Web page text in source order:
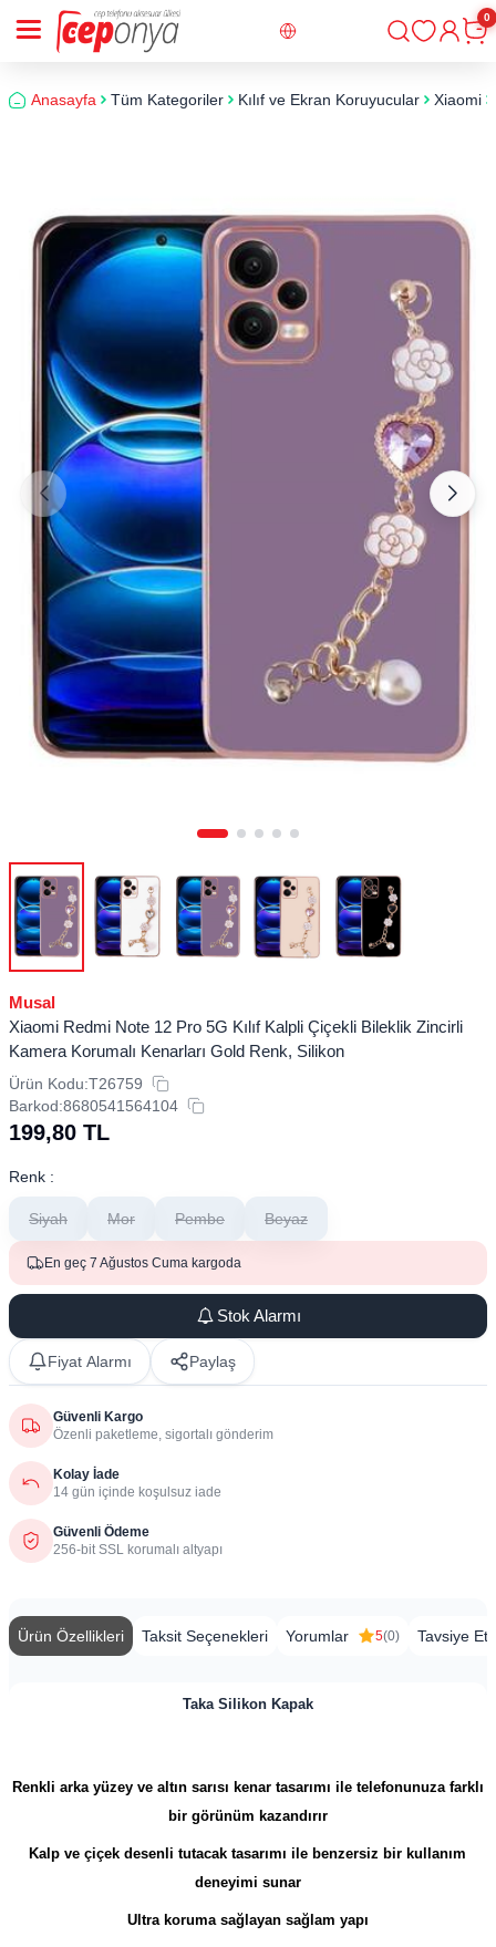
Giriş
0
Anasayfa Tüm Kategoriler Kılıf ve Ekran Koruyucular Xiaomi
Musal
Xiaomi Redmi Note 12 Pro 5G Kılıf Kalpli Çiçekli Bileklik Zincirli
Kamera Korumalı Kenarları Gold Renk, Silikon
Ürün Kodu:T26759
Barkod:8680541564104
199,80 TL
Renk :
Siyah Mor Pembe Beyaz
En geç 7 Ağustos Cuma kargoda
Stok Alarmı
Fiyat Alarmı Paylaş
Güvenli Kargo
Özenli paketleme, sigortalı gönderim
Kolay İade
14 gün içinde koşulsuz iade
Güvenli Ödeme
256-bit SSL korumalı altyapı
Ürün Özellikleri Taksit Seçenekleri Yorumlar 5(0) Tavsiye Et
Taka Silikon Kapak
Renkli arka yüzey ve altın sarısı kenar tasarımı ile telefonunuza farklı
bir görünüm kazandırır
Kalp ve çiçek desenli tutacak tasarımı ile benzersiz bir kullanım
deneyimi sunar
Ultra koruma sağlayan sağlam yapı